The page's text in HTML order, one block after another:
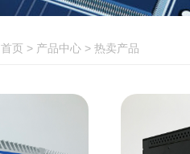
首页 > 产品中心 > 热卖产品